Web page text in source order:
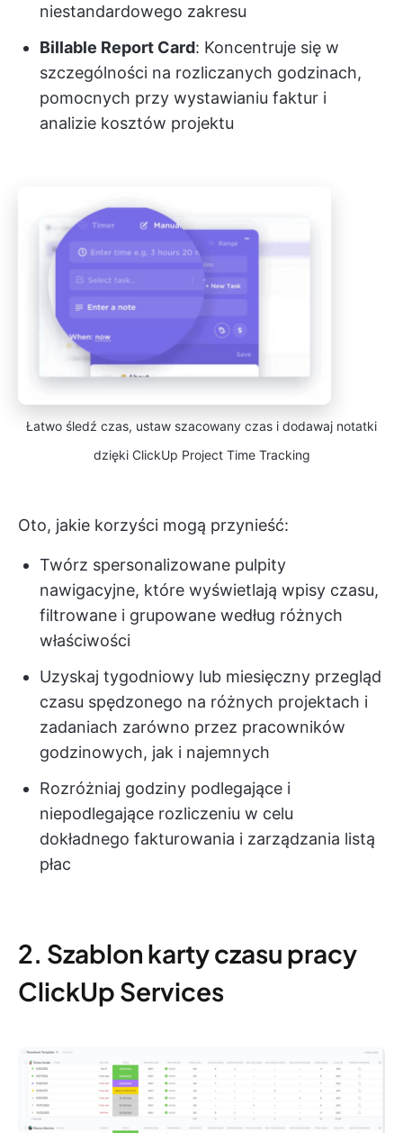
niestandardowego zakresu
Billable Report Card: Koncentruje się w
szczególności na rozliczanych godzinach,
pomocnych przy wystawianiu faktur i
analizie kosztów projektu
Łatwo śledź czas, ustaw szacowany czas i dodawaj notatki
dzięki ClickUp Project Time Tracking
Oto, jakie korzyści mogą przynieść:
Twórz spersonalizowane pulpity
nawigacyjne, które wyświetlają wpisy czasu,
filtrowane i grupowane według różnych
właściwości
Uzyskaj tygodniowy lub miesięczny przegląd
czasu spędzonego na różnych projektach i
zadaniach zarówno przez pracowników
godzinowych, jak i najemnych
Rozróżniaj godziny podlegające i
niepodlegające rozliczeniu w celu
dokładnego fakturowania i zarządzania listą
płac
2. Szablon karty czasu pracy
ClickUp Services